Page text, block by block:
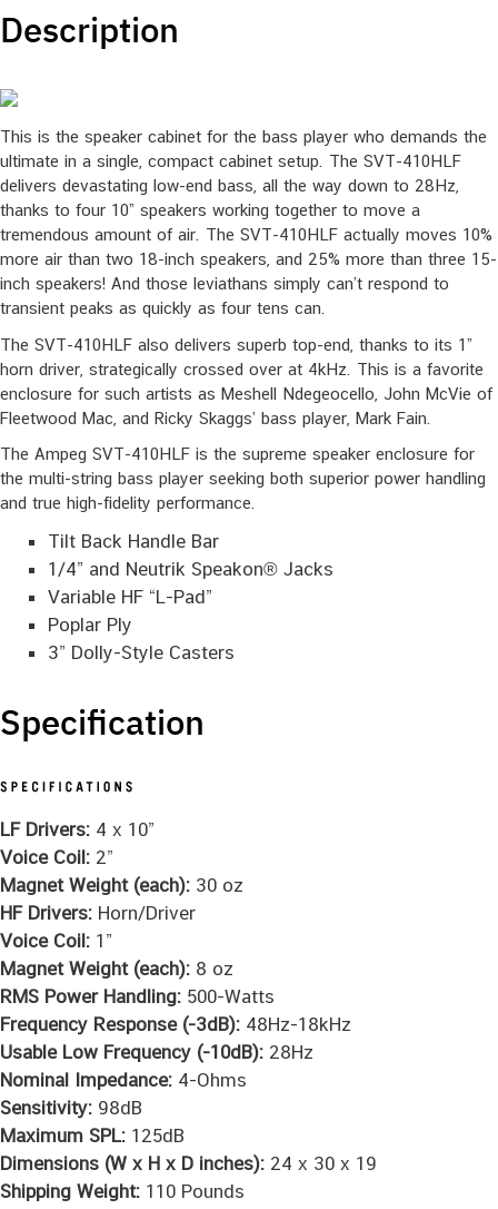
Description
This is the speaker cabinet for the bass player who demands the
ultimate in a single, compact cabinet setup. The SVT-410HLF
delivers devastating low-end bass, all the way down to 28Hz,
thanks to four 10” speakers working together to move a
tremendous amount of air. The SVT-410HLF actually moves 10%
more air than two 18-inch speakers, and 25% more than three 15-
inch speakers! And those leviathans simply can’t respond to
transient peaks as quickly as four tens can.
The SVT-410HLF also delivers superb top-end, thanks to its 1”
horn driver, strategically crossed over at 4kHz. This is a favorite
enclosure for such artists as Meshell Ndegeocello, John McVie of
Fleetwood Mac, and Ricky Skaggs’ bass player, Mark Fain.
The Ampeg SVT-410HLF is the supreme speaker enclosure for
the multi-string bass player seeking both superior power handling
and true high-fidelity performance.
Tilt Back Handle Bar
1/4” and Neutrik Speakon® Jacks
Variable HF “L-Pad”
Poplar Ply
3” Dolly-Style Casters
Specification
LF Drivers: 4 x 10”
Voice Coil: 2”
Magnet Weight (each): 30 oz
HF Drivers: Horn/Driver
Voice Coil: 1”
Magnet Weight (each): 8 oz
RMS Power Handling: 500-Watts
Frequency Response (-3dB): 48Hz-18kHz
Usable Low Frequency (-10dB): 28Hz
Nominal Impedance: 4-Ohms
Sensitivity: 98dB
Maximum SPL: 125dB
Dimensions (W x H x D inches): 24 x 30 x 19
Shipping Weight: 110 Pounds